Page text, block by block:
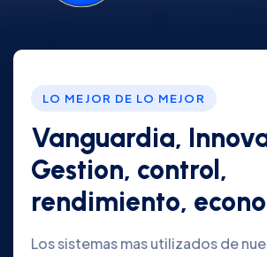
LO MEJOR DE LO MEJOR
Vanguardia,
Gestion, control,
rendimiento,
Los sistemas mas utilizados de